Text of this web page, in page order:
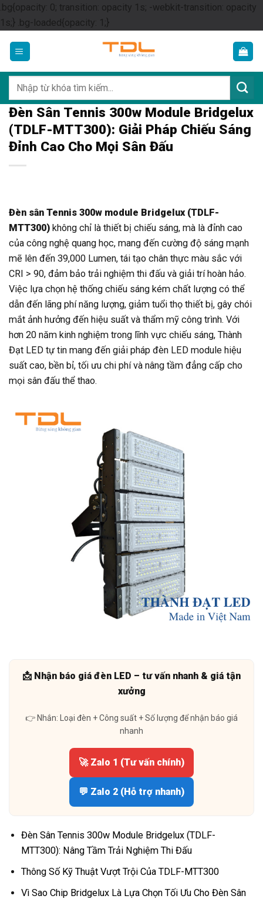
.bg{opacity: 0; transition: opacity 1s; -webkit-transition: opacity
1s;} .bg-loaded{opacity: 1;}Skip
content
kiếm:
Đèn Sân Tennis 300w Module Bridgelux
(TDLF-MTT300): Giải Pháp Chiếu Sáng
Đỉnh Cao Cho Mọi Sân Đấu
Đèn sân Tennis 300w module Bridgelux (TDLF-
MTT300) không chỉ là thiết bị chiếu sáng, mà là đỉnh cao
của công nghệ quang học, mang đến cường độ sáng mạnh
mẽ lên đến 39,000 Lumen, tái tạo chân thực màu sắc với
CRI > 90, đảm bảo trải nghiệm thi đấu và giải trí hoàn hảo.
Việc lựa chọn hệ thống chiếu sáng kém chất lượng có thể
dẫn đến lãng phí năng lượng, giảm tuổi thọ thiết bị, gây chói
mắt ảnh hưởng đến hiệu suất và thẩm mỹ công trình. Với
hơn 20 năm kinh nghiệm trong lĩnh vực chiếu sáng, Thành
Đạt LED tự tin mang đến giải pháp đèn LED module hiệu
suất cao, bền bỉ, tối ưu chi phí và nâng tầm đẳng cấp cho
mọi sân đấu thể thao.
📩 Nhận báo giá đèn LED – tư vấn nhanh & giá tận
xưởng
👉 Nhắn: Loại đèn + Công suất + Số lượng để nhận báo giá
nhanh
🚀 Zalo 1 (Tư vấn chính)
💬 Zalo 2 (Hỗ trợ nhanh)
Đèn Sân Tennis 300w Module Bridgelux (TDLF-
MTT300): Nâng Tầm Trải Nghiệm Thi Đấu
Thông Số Kỹ Thuật Vượt Trội Của TDLF-MTT300
Vì Sao Chip Bridgelux Là Lựa Chọn Tối Ưu Cho Đèn Sân